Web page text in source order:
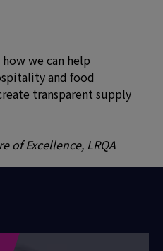
we can help
and food
transparent supply
of Excellence, LRQA